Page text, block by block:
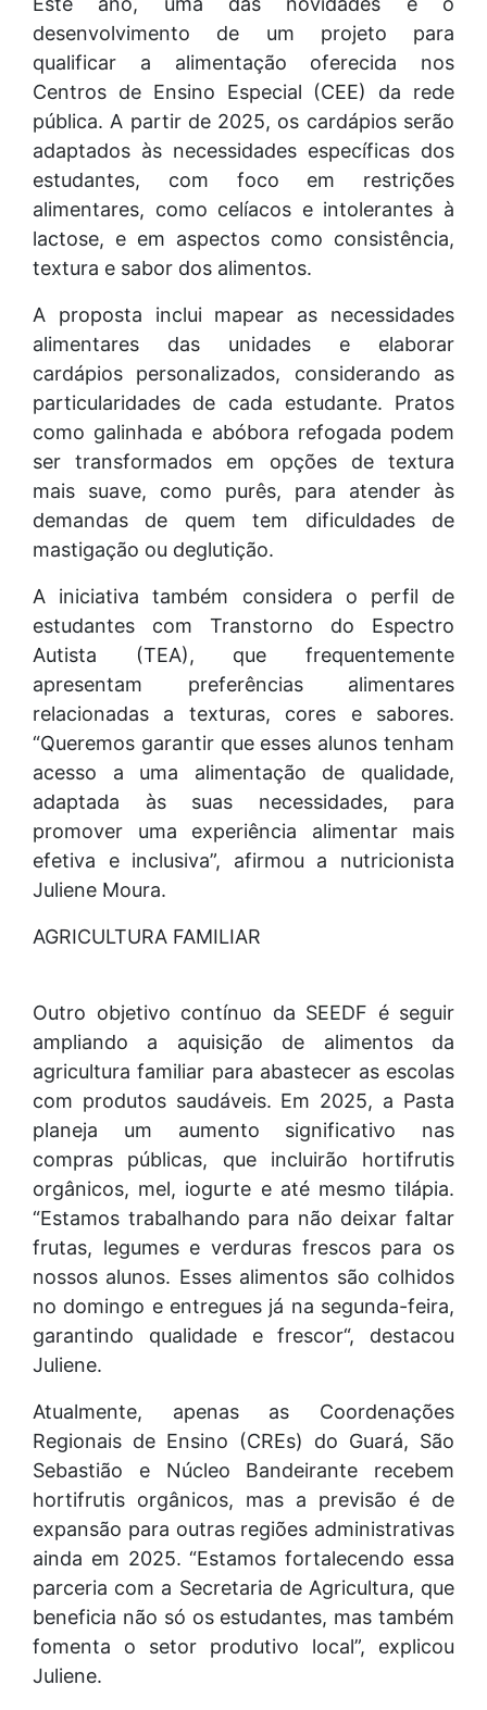
desenvolvimento de um projeto para
qualificar a alimentação oferecida nos
Centros de Ensino Especial (CEE) da rede
pública. A partir de 2025, os cardápios serão
adaptados às necessidades específicas dos
estudantes, com foco em restrições
alimentares, como celíacos e intolerantes à
lactose, e em aspectos como consistência,
textura e sabor dos alimentos.
A proposta inclui mapear as necessidades
alimentares das unidades e elaborar
cardápios personalizados, considerando as
particularidades de cada estudante. Pratos
como galinhada e abóbora refogada podem
ser transformados em opções de textura
mais suave, como purês, para atender às
demandas de quem tem dificuldades de
mastigação ou deglutição.
A iniciativa também considera o perfil de
estudantes com Transtorno do Espectro
Autista (TEA), que frequentemente
apresentam preferências alimentares
relacionadas a texturas, cores e sabores.
“Queremos garantir que esses alunos tenham
acesso a uma alimentação de qualidade,
adaptada às suas necessidades, para
promover uma experiência alimentar mais
efetiva e inclusiva”, afirmou a nutricionista
Juliene Moura.
AGRICULTURA FAMILIAR
Outro objetivo contínuo da SEEDF é seguir
ampliando a aquisição de alimentos da
agricultura familiar para abastecer as escolas
com produtos saudáveis. Em 2025, a Pasta
planeja um aumento significativo nas
compras públicas, que incluirão hortifrutis
orgânicos, mel, iogurte e até mesmo tilápia.
“Estamos trabalhando para não deixar faltar
frutas, legumes e verduras frescos para os
nossos alunos. Esses alimentos são colhidos
no domingo e entregues já na segunda-feira,
garantindo qualidade e frescor“, destacou
Juliene.
Atualmente, apenas as Coordenações
Regionais de Ensino (CREs) do Guará, São
Sebastião e Núcleo Bandeirante recebem
hortifrutis orgânicos, mas a previsão é de
expansão para outras regiões administrativas
ainda em 2025. “Estamos fortalecendo essa
parceria com a Secretaria de Agricultura, que
beneficia não só os estudantes, mas também
fomenta o setor produtivo local”, explicou
Juliene.